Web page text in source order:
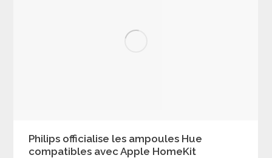
Philips officialise les ampoules Hue
compatibles avec Apple HomeKit